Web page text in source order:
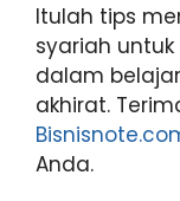
Itulah tips
syariah
dalam
akhirat.
Anda.